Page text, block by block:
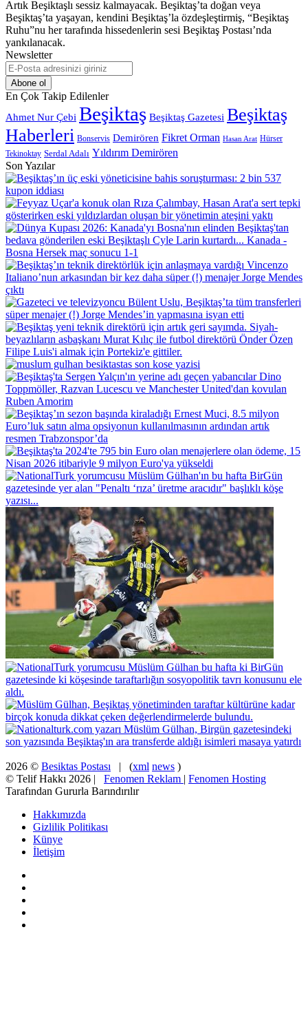
Artık Beşiktaşlı sessiz kalmayacak. Beşiktaş’ta doğan veya
Beşiktaş’ta yaşayan, kendini Beşiktaş’la özdeşleştirmiş, “Beşiktaş
Ruhu”nu her tarafında hissedenlerin sesi Beşiktaş Postası’nda
yankılanacak.
Newsletter
E-
Posta
adresinizi
giriniz
En Çok Takip Edilenler
Ahmet Nur Çebi Beşiktaş Beşiktaş Gazetesi Beşiktaş
Haberleri Bonservis Demirören Fikret Orman Hasan Arat Hürser
Tekinoktay Serdal Adalı Yıldırım Demirören
Son Yazılar
2026 © Besiktas Postası | (xml news )
© Telif Hakkı 2026 | Fenomen Reklam | Fenomen Hosting
Tarafından Gururla Barındırılır
Hakkımızda
Gizlilik Politikası
Künye
İletişim